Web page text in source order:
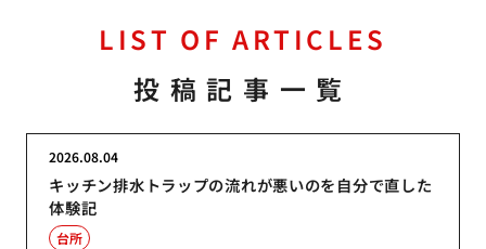
LIST OF ARTICLES
投稿記事一覧
キッチン排水トラップの流れが悪いのを自分で直した
体験記
2026.08.04
台所